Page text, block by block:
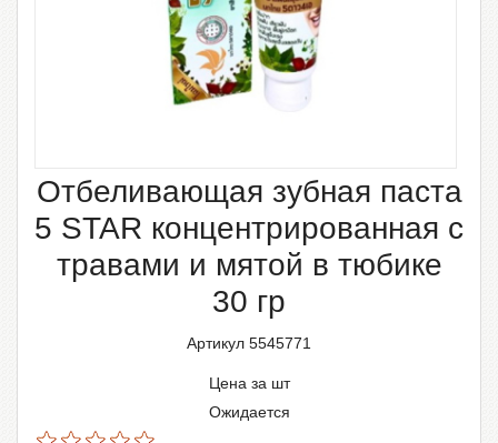
Отбеливающая зубная паста
5 STAR концентрированная с
травами и мятой в тюбике
30 гр
Артикул 5545771
Цена за шт
Ожидается